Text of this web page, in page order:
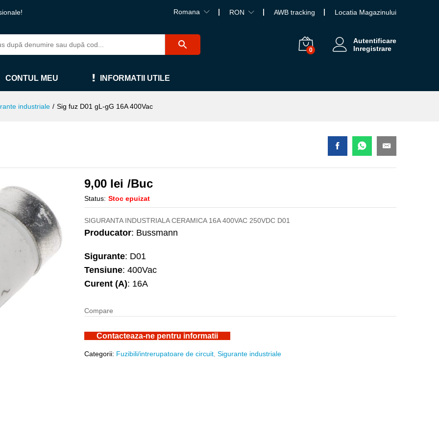
Romana RON AWB tracking Locatia Magazinului
0
Autentificare
Inregistrare
CONTUL MEU INFORMATII UTILE
industriale / Sig fuz D01 gL-gG 16A 400Vac
9,00 lei /Buc
Status: Stoc epuizat
SIGURANTA INDUSTRIALA CERAMICA 16A 400VAC 250VDC D01
Producator: Bussmann
Sigurante: D01
Tensiune: 400Vac
Curent (A): 16A
Compare
Contacteaza-ne pentru informatii
Categorii: Fuzibili/intrerupatoare de circuit ,Sigurante industriale